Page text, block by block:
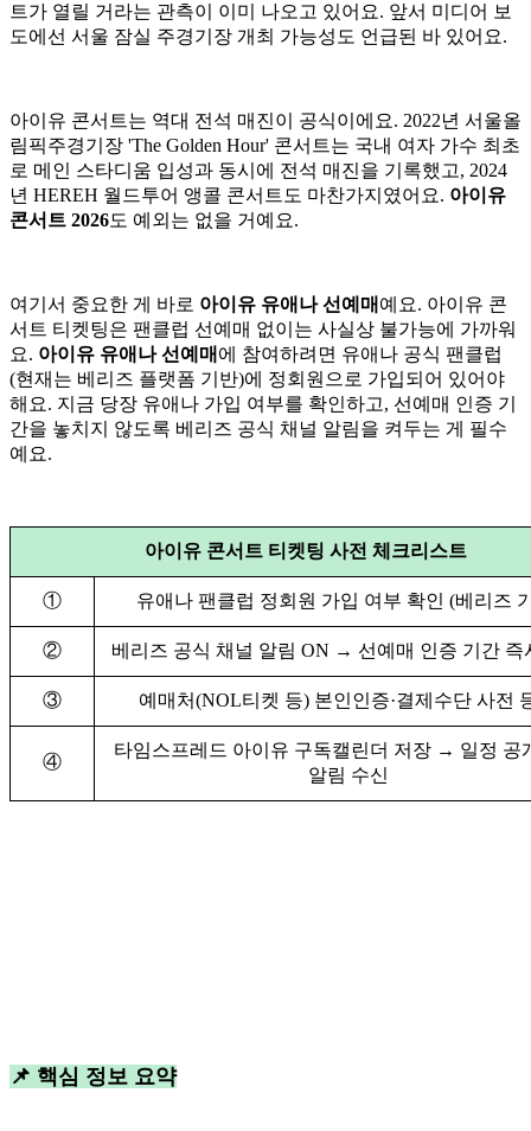
트가 열릴 거라는 관측이 이미 나오고 있어요. 앞서 미디어 보
도에선 서울 잠실 주경기장 개최 가능성도 언급된 바 있어요.
아이유 콘서트는 역대 전석 매진이 공식이에요. 2022년 서울올
림픽주경기장 'The Golden Hour' 콘서트는 국내 여자 가수 최초
로 메인 스타디움 입성과 동시에 전석 매진을 기록했고, 2024
년 HEREH 월드투어 앵콜 콘서트도 마찬가지였어요. 아이유
콘서트 2026도 예외는 없을 거예요.
여기서 중요한 게 바로 아이유 유애나 선예매 예요. 아이유 콘
서트 티켓팅은 팬클럽 선예매 없이는 사실상 불가능에 가까워
요. 아이유 유애나 선예매 에 참여하려면 유애나 공식 팬클럽
(현재는 베리즈 플랫폼 기반)에 정회원으로 가입되어 있어야
해요. 지금 당장 유애나 가입 여부를 확인하고, 선예매 인증 기
간을 놓치지 않도록 베리즈 공식 채널 알림을 켜두는 게 필수
예요.
아이유 콘서트 티켓팅 사전 체크리스트
① 유애나 팬클럽 정회원 가입 여부 확인 (베리즈
② 베리즈 공식 채널 알림 ON → 선예매 인증 기간 즉
③ 예매처(NOL티켓 등) 본인인증·결제수단 사전
④
타임스프레드 아이유 구독캘린더 저장 → 일정 공
알림 수신
📌 핵심 정보 요약